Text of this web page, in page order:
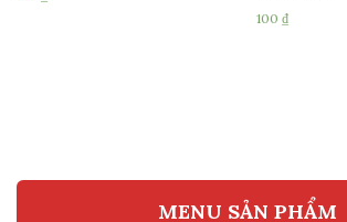
100₫
MENU SẢN PHẨM